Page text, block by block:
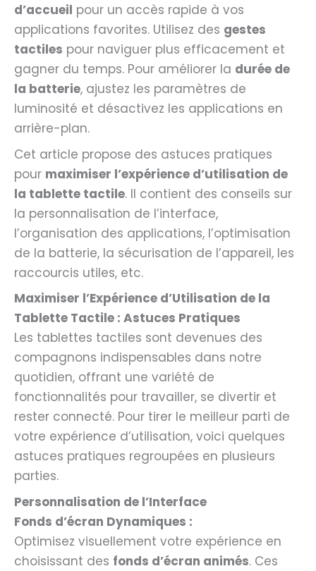
d’accueil pour un accès rapide à vos
applications favorites. Utilisez des gestes
tactiles pour naviguer plus efficacement et
gagner du temps. Pour améliorer la durée de
la batterie, ajustez les paramètres de
luminosité et désactivez les applications en
arrière-plan.
Cet article propose des astuces pratiques
pour maximiser l’expérience d’utilisation de
la tablette tactile. Il contient des conseils sur
la personnalisation de l’interface,
l’organisation des applications, l’optimisation
de la batterie, la sécurisation de l’appareil, les
raccourcis utiles, etc.
Maximiser l’Expérience d’Utilisation de la
Tablette Tactile : Astuces Pratiques
Les tablettes tactiles sont devenues des
compagnons indispensables dans notre
quotidien, offrant une variété de
fonctionnalités pour travailler, se divertir et
rester connecté. Pour tirer le meilleur parti de
votre expérience d’utilisation, voici quelques
astuces pratiques regroupées en plusieurs
parties.
Personnalisation de l’Interface
Fonds d’écran Dynamiques :
Optimisez visuellement votre expérience en
choisissant des fonds d’écran animés. Ces